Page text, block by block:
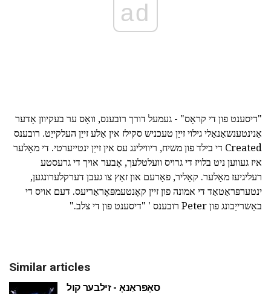
ad
"דיסענט פון די קראָס" - געמעל דורך רובענס, וואָס ער בעקיוון אָדער
אַנינטענשאַנאַלי גילוי זייַן טעכניש סקילז אין אַלע זייַן העלקייַט. רובענס
Created די בילד פון משיח, ריווילינג עס אין זייַן ינטייערטי. די מאָלער
איז געווען ניט בלויז די גרויס וועלטלעך, אָבער אויך די גרעסטע
רעליגיעז מאָלער. קאָליר, פאָרעם און זאַץ צו געבן דערקלערונגען,
ינטערפּראַטאַד די אמונה פון זיין קאָנטעמפּאָראַריעס. דעם אויס די
באַשרייַבונג פון Peter רובענס ' "דיסענט פון די צלב."
Similar articles
סאָפּראַנאָ - זילבער קול